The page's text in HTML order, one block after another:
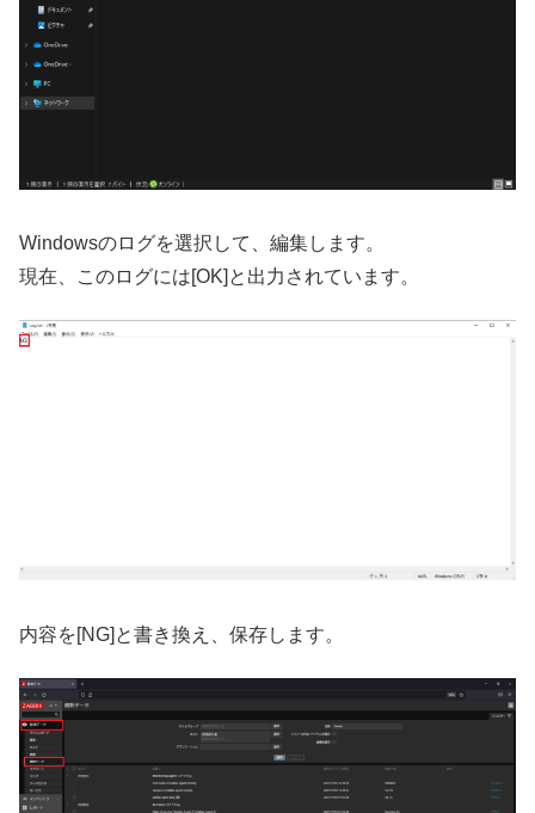
Windowsのログを選択して、編集します。
現在、このログには[OK]と出力されています。
内容を[NG]と書き換え、保存します。